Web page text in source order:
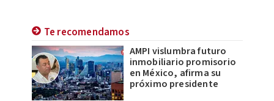
Te recomendamos
AMPI vislumbra futuro
inmobiliario promisorio
en México, afirma su
próximo presidente